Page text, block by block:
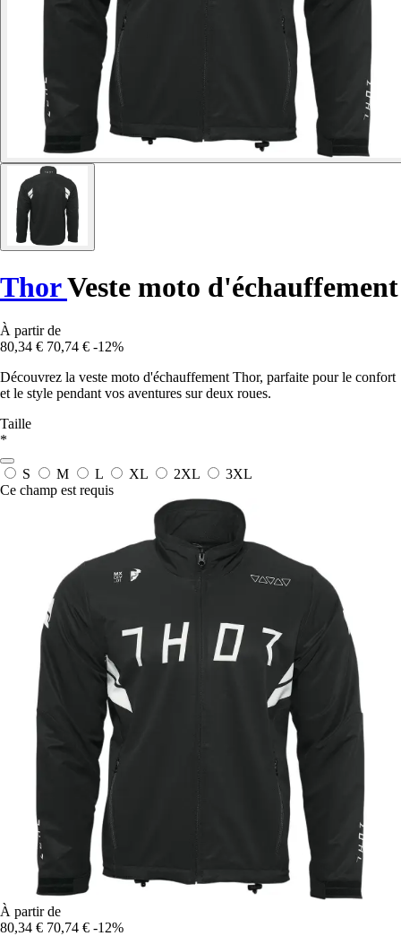
ThorVeste moto d'échauffement
À partir de
80,34 € 70,74 € -12%
Découvrez la veste moto d'échauffement Thor, parfaite pour le confort
et le style pendant vos aventures sur deux roues.
Taille
*
S M L XL 2XL
3XL
Ce champ est requis
À partir de
80,34 € 70,74 € -12%